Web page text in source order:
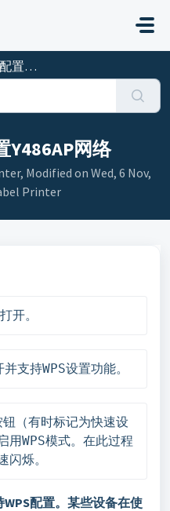
网络
Y486AP网络
Modified on Wed, 6 Nov,
Printer
开。
支持WPS设置功能。
钮（有时标记为快速设
用WPS模式。在此过程
闪烁。
配置。某些设备在使